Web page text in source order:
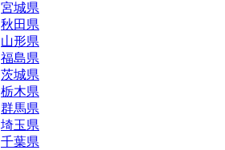
宮城県
秋田県
山形県
福島県
茨城県
栃木県
群馬県
埼玉県
千葉県